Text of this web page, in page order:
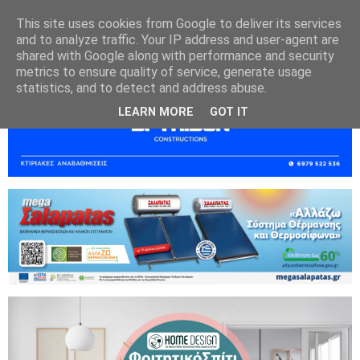
This site uses cookies from Google to deliver its services
and to analyze traffic. Your IP address and user-agent are
shared with Google along with performance and security
metrics to ensure quality of service, generate usage
statistics, and to detect and address abuse.
LEARN MORE GOT IT